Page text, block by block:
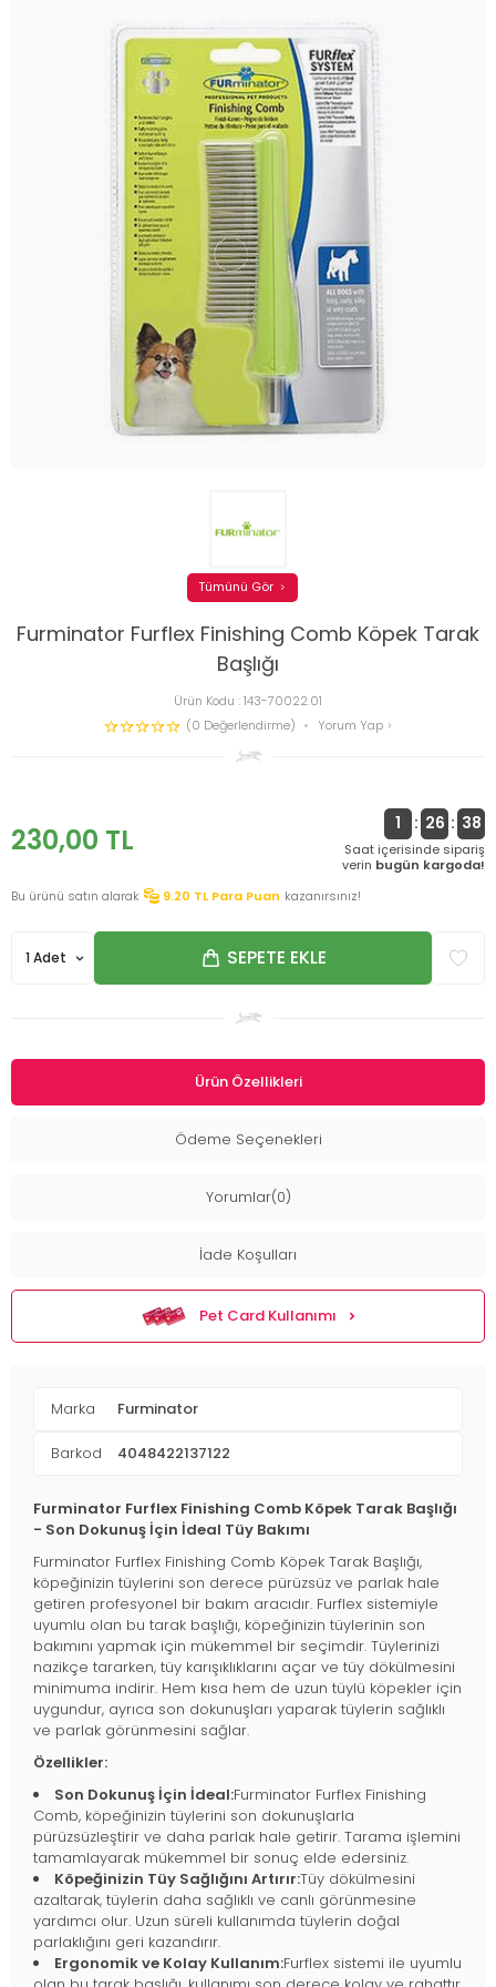
Furminator Furflex Finishing Comb Köpek Tarak
Başlığı
Ürün Kodu :143-70022.01
(0 Değerlendirme)
Yorum Yap
Tümünü Gör
230,00 TL 1 : 26 : 37
Saat içerisinde sipariş
verin bugün kargoda!
Bu ürünü satın alarak
9.20 TL Para Puan kazanırsınız!
SEPETE EKLE
Ürün Özellikleri
Ödeme Seçenekleri
Yorumlar(0)
İade Koşulları
Pet Card Kullanımı
Marka Furminator
Barkod 4048422137122
Furminator Furflex Finishing Comb Köpek Tarak Başlığı
- Son Dokunuş İçin İdeal Tüy Bakımı
Furminator Furflex Finishing Comb Köpek Tarak Başlığı,
köpeğinizin tüylerini son derece pürüzsüz ve parlak hale
getiren profesyonel bir bakım aracıdır. Furflex sistemiyle
uyumlu olan bu tarak başlığı, köpeğinizin tüylerinin son
bakımını yapmak için mükemmel bir seçimdir. Tüylerinizi
nazikçe tararken, tüy karışıklıklarını açar ve tüy dökülmesini
minimuma indirir. Hem kısa hem de uzun tüylü köpekler için
uygundur, ayrıca son dokunuşları yaparak tüylerin sağlıklı
ve parlak görünmesini sağlar.
Özellikler:
Son Dokunuş İçin İdeal:Furminator Furflex Finishing
Comb, köpeğinizin tüylerini son dokunuşlarla
pürüzsüzleştirir ve daha parlak hale getirir. Tarama işlemini
tamamlayarak mükemmel bir sonuç elde edersiniz.
Köpeğinizin Tüy Sağlığını Artırır:Tüy dökülmesini
azaltarak, tüylerin daha sağlıklı ve canlı görünmesine
yardımcı olur. Uzun süreli kullanımda tüylerin doğal
parlaklığını geri kazandırır.
Ergonomik ve Kolay Kullanım:Furflex sistemi ile uyumlu